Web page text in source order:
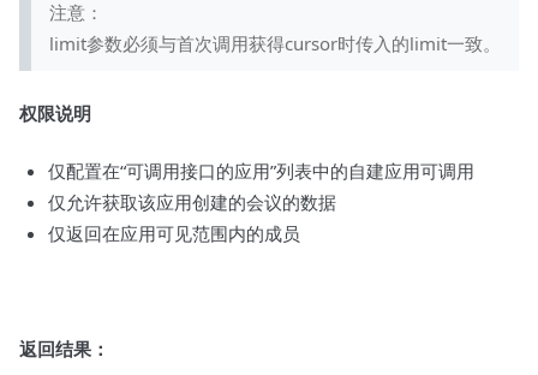
注意：
limit参数必须与首次调用获得cursor时传入的limit一致。
权限说明
仅配置在“可调用接口的应用”列表中的自建应用可调用
仅允许获取该应用创建的会议的数据
仅返回在应用可见范围内的成员
返回结果：